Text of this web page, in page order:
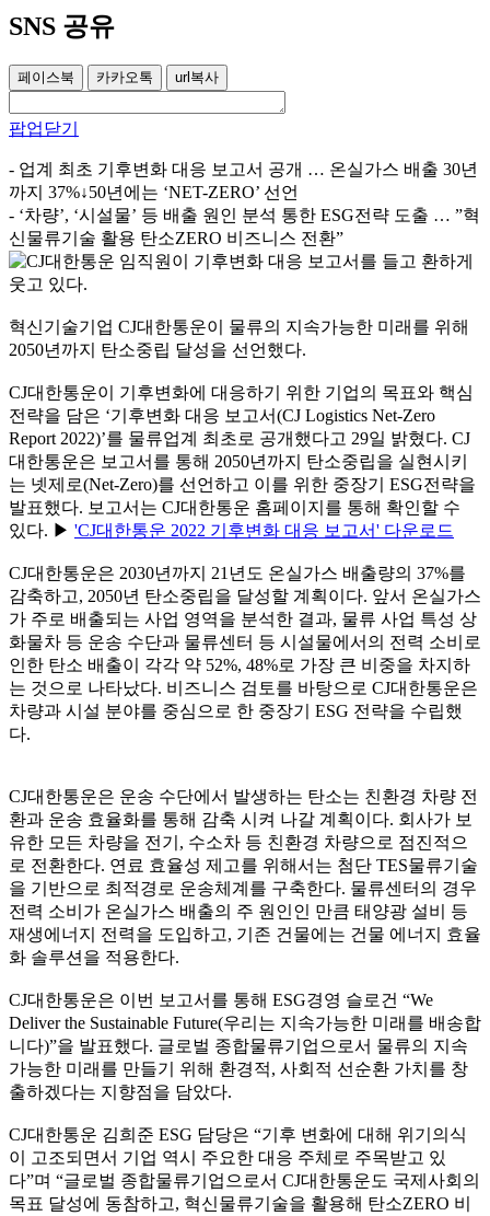
SNS 공유
페이스북 카카오톡 url복사
팝업닫기
- 업계 최초 기후변화 대응 보고서 공개 … 온실가스 배출 30년
까지 37%↓50년에는 ‘NET-ZERO’ 선언
- ‘차량’, ‘시설물’ 등 배출 원인 분석 통한 ESG전략 도출 … ”혁
신물류기술 활용 탄소ZERO 비즈니스 전환”
혁신기술기업 CJ대한통운이 물류의 지속가능한 미래를 위해
2050년까지 탄소중립 달성을 선언했다.
CJ대한통운이 기후변화에 대응하기 위한 기업의 목표와 핵심
전략을 담은 ‘기후변화 대응 보고서(CJ Logistics Net-Zero
Report 2022)’를 물류업계 최초로 공개했다고 29일 밝혔다. CJ
대한통운은 보고서를 통해 2050년까지 탄소중립을 실현시키
는 넷제로(Net-Zero)를 선언하고 이를 위한 중장기 ESG전략을
발표했다. 보고서는 CJ대한통운 홈페이지를 통해 확인할 수
있다. ▶ 'CJ대한통운 2022 기후변화 대응 보고서' 다운로드
CJ대한통운은 2030년까지 21년도 온실가스 배출량의 37%를
감축하고, 2050년 탄소중립을 달성할 계획이다. 앞서 온실가스
가 주로 배출되는 사업 영역을 분석한 결과, 물류 사업 특성 상
화물차 등 운송 수단과 물류센터 등 시설물에서의 전력 소비로
인한 탄소 배출이 각각 약 52%, 48%로 가장 큰 비중을 차지하
는 것으로 나타났다. 비즈니스 검토를 바탕으로 CJ대한통운은
차량과 시설 분야를 중심으로 한 중장기 ESG 전략을 수립했
다.
CJ대한통운은 운송 수단에서 발생하는 탄소는 친환경 차량 전
환과 운송 효율화를 통해 감축 시켜 나갈 계획이다. 회사가 보
유한 모든 차량을 전기, 수소차 등 친환경 차량으로 점진적으
로 전환한다. 연료 효율성 제고를 위해서는 첨단 TES물류기술
을 기반으로 최적경로 운송체계를 구축한다. 물류센터의 경우
전력 소비가 온실가스 배출의 주 원인인 만큼 태양광 설비 등
재생에너지 전력을 도입하고, 기존 건물에는 건물 에너지 효율
화 솔루션을 적용한다.
CJ대한통운은 이번 보고서를 통해 ESG경영 슬로건 “We
Deliver the Sustainable Future(우리는 지속가능한 미래를 배송합
니다)”을 발표했다. 글로벌 종합물류기업으로서 물류의 지속
가능한 미래를 만들기 위해 환경적, 사회적 선순환 가치를 창
출하겠다는 지향점을 담았다.
CJ대한통운 김희준 ESG 담당은 “기후 변화에 대해 위기의식
이 고조되면서 기업 역시 주요한 대응 주체로 주목받고 있
다”며 “글로벌 종합물류기업으로서 CJ대한통운도 국제사회의
목표 달성에 동참하고, 혁신물류기술을 활용해 탄소ZERO 비